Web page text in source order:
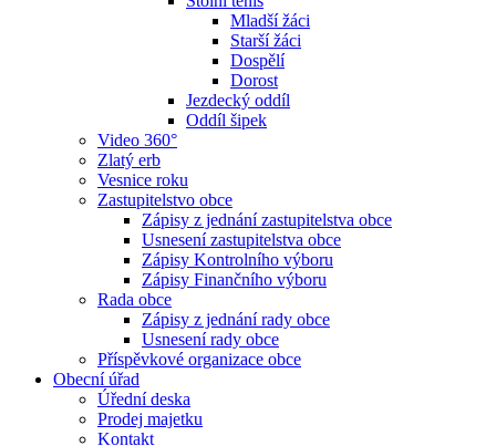
Mladší žáci
Starší žáci
Dospělí
Dorost
Jezdecký oddíl
Oddíl šipek
Video 360°
Zlatý erb
Vesnice roku
Zastupitelstvo obce
Zápisy z jednání zastupitelstva obce
Usnesení zastupitelstva obce
Zápisy Kontrolního výboru
Zápisy Finančního výboru
Rada obce
Zápisy z jednání rady obce
Usnesení rady obce
Příspěvkové organizace obce
Obecní úřad
Úřední deska
Prodej majetku
Kontakt